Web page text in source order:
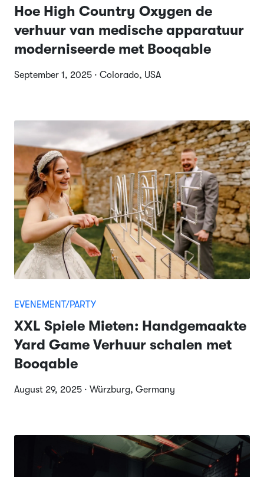
Hoe High Country Oxygen de
verhuur van medische apparatuur
moderniseerde met Booqable
September 1, 2025 · Colorado, USA
EVENEMENT/PARTY
XXL Spiele Mieten: Handgemaakte
Yard Game Verhuur schalen met
Booqable
August 29, 2025 · Würzburg, Germany